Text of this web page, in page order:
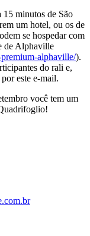
minutos de São
um hotel, ou os de
se hospedar com
de Alphaville
alphaville/).
do rali e,
este e-mail.
você tem um